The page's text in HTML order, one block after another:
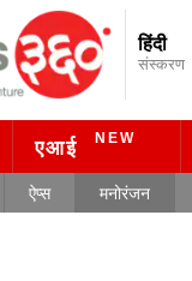
हिंदी
संस्करण
एआई NEW
ऐप्स मनोरंजन